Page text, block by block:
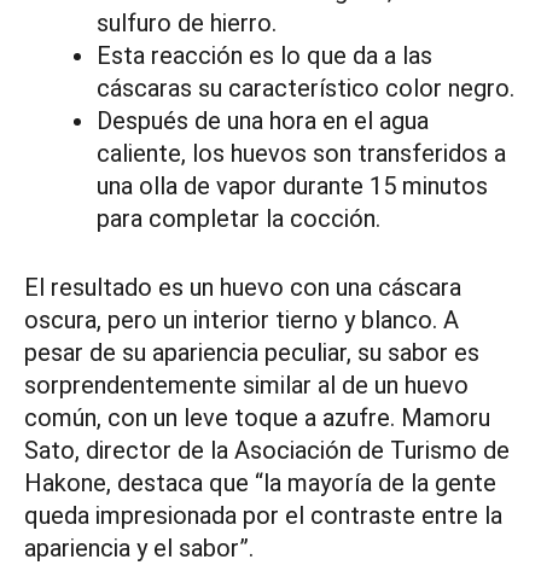
sulfuro de hierro.
Esta reacción es lo que da a las
cáscaras su característico color negro.
Después de una hora en el agua
caliente, los huevos son transferidos a
una olla de vapor durante 15 minutos
para completar la cocción.
El resultado es un huevo con una cáscara
oscura, pero un interior tierno y blanco. A
pesar de su apariencia peculiar, su sabor es
sorprendentemente similar al de un huevo
común, con un leve toque a azufre. Mamoru
Sato, director de la Asociación de Turismo de
Hakone, destaca que “la mayoría de la gente
queda impresionada por el contraste entre la
apariencia y el sabor”.